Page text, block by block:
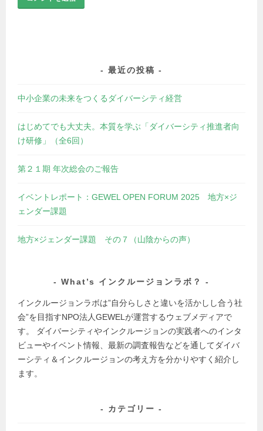
最近の投稿
中小企業の未来をつくるダイバーシティ経営
はじめてでも大丈夫。本質を学ぶ「ダイバーシティ推進者向
け研修」（全6回）
第２１期 年次総会のご報告
イベントレポート：GEWEL OPEN FORUM 2025 地方×ジ
ェンダー課題
地方×ジェンダー課題 その７（山陰からの声）
What’s インクルージョンラボ？
インクルージョンラボは”自分らしさと違いを活かしし合う社
会”を目指すNPO法人GEWELが運営するウェブメディアで
す。 ダイバーシティやインクルージョンの実践者へのインタ
ビューやイベント情報、最新の調査報告などを通してダイバ
ーシティ＆インクルージョンの考え方を分かりやすく紹介し
ます。
カテゴリー